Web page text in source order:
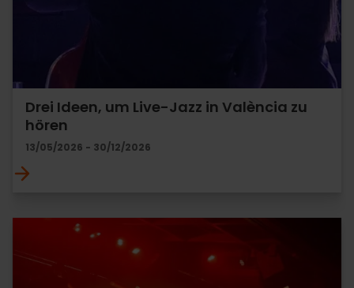
Drei Ideen, um Live-Jazz in València zu
hören
13/05/2026 - 30/12/2026